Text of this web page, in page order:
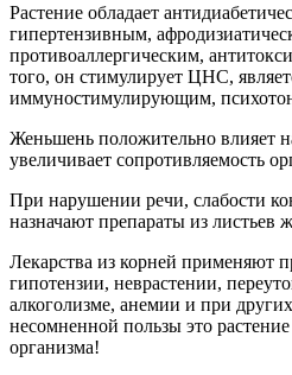
Растение обладает
гипертензивным,
противоаллергическим,
того, он стимулирует ЦНС,
иммуностимулирующим,
Женьшень положительно влияет
увеличивает сопротивляемость
При нарушении речи, слабости
назначают препараты из листьев
Лекарства из корней применяют
гипотензии, неврастении,
алкоголизме, анемии и при
несомненной пользы это
организма!